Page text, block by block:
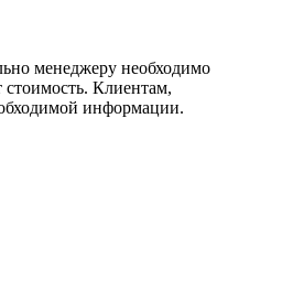
менеджеру необходимо
стоимость. Клиентам,
информации.